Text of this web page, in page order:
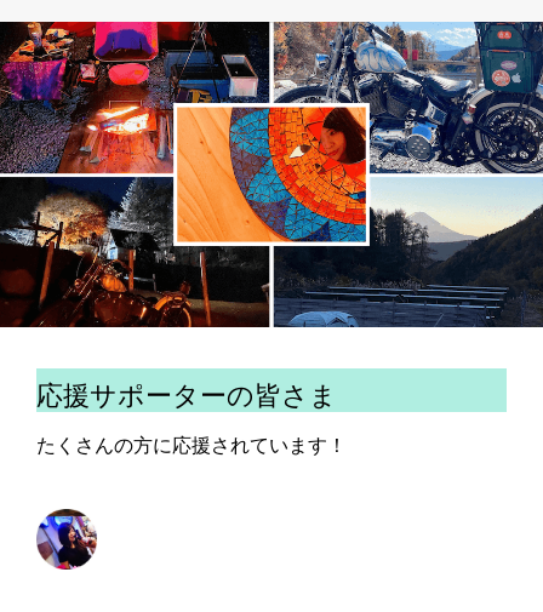
応援サポーターの皆さま
たくさんの方に応援されています！